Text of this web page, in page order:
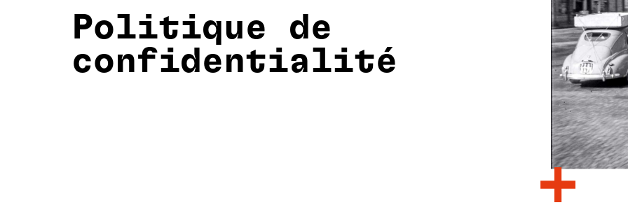
Politique de
confidentialité